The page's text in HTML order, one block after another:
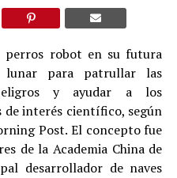
perros robot en su futura
lunar para patrullar las
y ayudar a los
de interés científico, según
Post. El concepto fue
de la Academia China de
desarrollador de naves